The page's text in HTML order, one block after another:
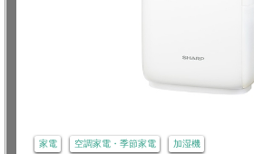
家電 空調家電・季節家電 加湿機